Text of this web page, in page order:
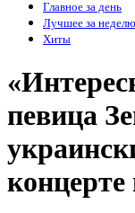
Главное за день
Лучшее за неделю
Хиты
певица
концерте